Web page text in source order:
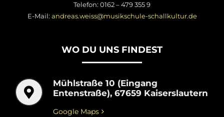
Telefon: 0162 – 479 355 9
E-Mail: andreas.weiss@musikschule-schallkultur.de
WO DU UNS FINDEST
Mühlstraße 10 (Eingang
Entenstraße), 67659 Kaiserslautern
Google Maps